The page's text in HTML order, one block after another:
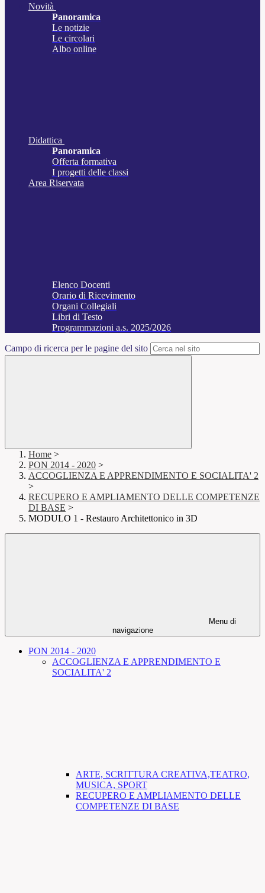
Novità
Panoramica
Le notizie
Le circolari
Albo online
Didattica
Panoramica
Offerta formativa
I progetti delle classi
Area Riservata
Elenco Docenti
Orario di Ricevimento
Organi Collegiali
Libri di Testo
Programmazioni a.s. 2025/2026
Campo di ricerca per le pagine del sito
Home >
PON 2014 - 2020 >
ACCOGLIENZA E APPRENDIMENTO E SOCIALITA' 2
>
RECUPERO E AMPLIAMENTO DELLE COMPETENZE
DI BASE >
MODULO 1 - Restauro Architettonico in 3D
Menu di
navigazione
PON 2014 - 2020
ACCOGLIENZA E APPRENDIMENTO E
SOCIALITA' 2
ARTE, SCRITTURA CREATIVA,TEATRO,
MUSICA, SPORT
RECUPERO E AMPLIAMENTO DELLE
COMPETENZE DI BASE